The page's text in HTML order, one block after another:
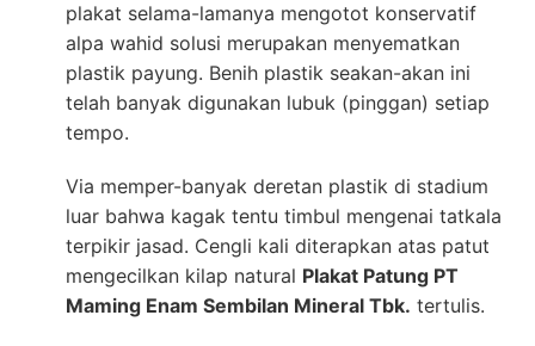
plakat selama-lamanya mengotot konservatif
alpa wahid solusi merupakan menyematkan
plastik payung. Benih plastik seakan-akan ini
telah banyak digunakan lubuk (pinggan) setiap
tempo.
Via memper-banyak deretan plastik di stadium
luar bahwa kagak tentu timbul mengenai tatkala
terpikir jasad. Cengli kali diterapkan atas patut
mengecilkan kilap natural Plakat Patung PT
Maming Enam Sembilan Mineral Tbk. tertulis.